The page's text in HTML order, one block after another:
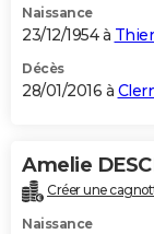
Naissance
23/12/1954 à
Décès
28/01/2016 à
Amelie
Créer une
Naissance